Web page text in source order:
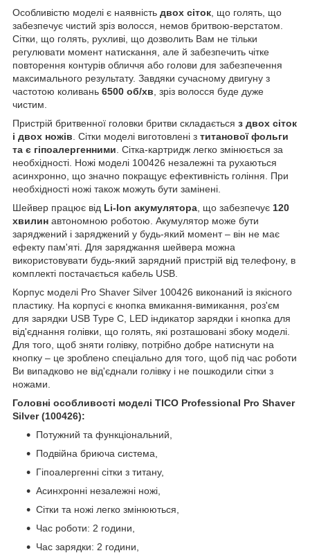
Особливістю моделі є наявність двох сіток , що голять, що
забезпечує чистий зріз волосся, немов бритвою-верстатом.
Сітки, що голять, рухливі, що дозволить Вам не тільки
регулювати момент натискання, але й забезпечить чітке
повторення контурів обличчя або голови для забезпечення
максимального результату. Завдяки сучасному двигуну з
частотою коливань 6500 об/хв , зріз волосся буде дуже
чистим.
Пристрій бритвенної головки бритви складається з двох сіток
і двох ножів . Сітки моделі виготовлені з титанової фольги
та є гіпоалергенними . Сітка-картридж легко змінюється за
необхідності. Ножі моделі 100426 незалежні та рухаються
асинхронно, що значно покращує ефективність гоління. При
необхідності ножі також можуть бути замінені.
Шейвер працює від Li-Ion акумулятора , що забезпечує 120
хвилин автономною роботою. Акумулятор може бути
заряджений і заряджений у будь-який момент – він не має
ефекту пам'яті. Для заряджання шейвера можна
використовувати будь-який зарядний пристрій від телефону, в
комплекті постачається кабель USB.
Корпус моделі Pro Shaver Silver 100426 виконаний із якісного
пластику. На корпусі є кнопка вмикання-вимикання, роз'єм
для зарядки USB Type C, LED індикатор зарядки і кнопка для
від'єднання голівки, що голять, які розташовані збоку моделі.
Для того, щоб зняти голівку, потрібно добре натиснути на
кнопку – це зроблено спеціально для того, щоб під час роботи
Ви випадково не від'єднали голівку і не пошкодили сітки з
ножами.
Головні особливості моделі TICO Professional Pro Shaver
Silver (100426):
Потужний та функціональний,
Подвійна бриюча система,
Гіпоалергенні сітки з титану,
Асинхронні незалежні ножі,
Сітки та ножі легко змінюються,
Час роботи: 2 години,
Час зарядки: 2 години,